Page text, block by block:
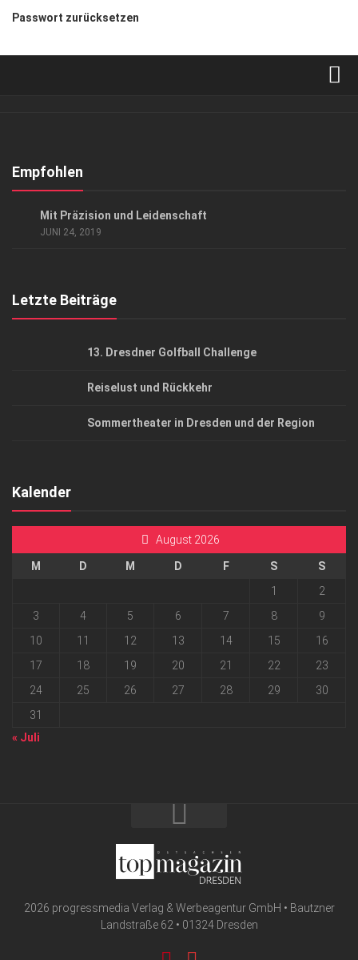
Passwort zurücksetzen
Kontakt, Impressum
Empfohlen
Mit Präzision und Leidenschaft
JUNI 24, 2019
Letzte Beiträge
13. Dresdner Golfball Challenge
Reiselust und Rückkehr
Sommertheater in Dresden und der Region
Kalender
August 2026
M D M D F S
S
1
2
3
4 5 6 7 8
9
10
11 12 13 14 15
16
17
18 19 20 21 22
23
24
25 26 27 28 29
30
31
« Juli
2026 progressmedia Verlag & Werbeagentur GmbH • Bautzner
Landstraße 62 • 01324 Dresden